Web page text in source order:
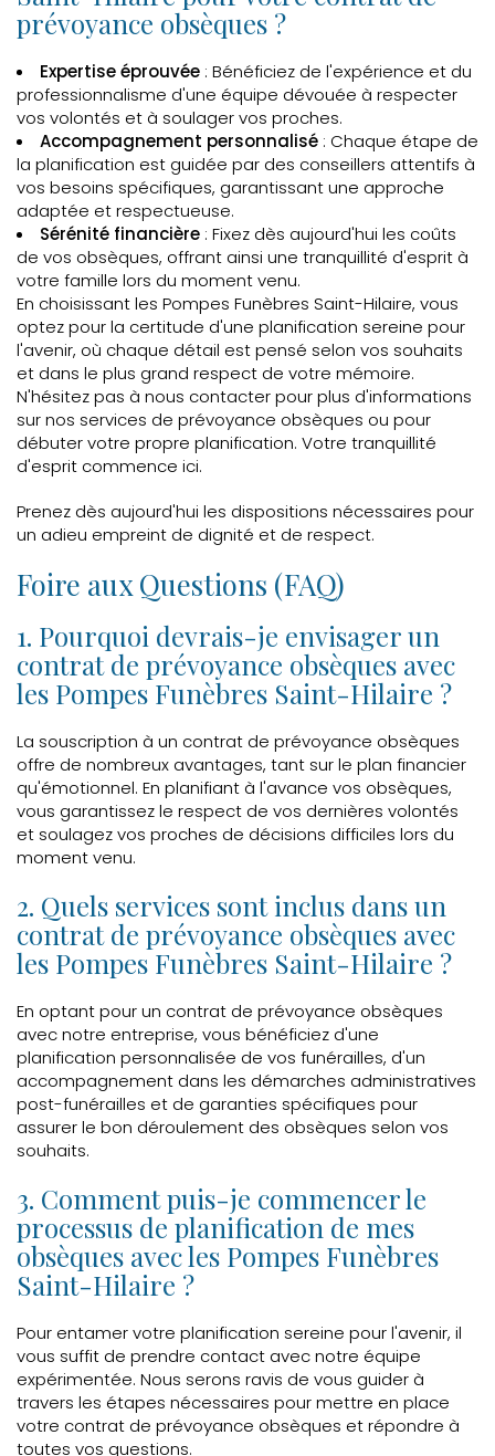
prévoyance obsèques ?
Expertise éprouvée : Bénéficiez de l'expérience et du
professionnalisme d'une équipe dévouée à respecter
vos volontés et à soulager vos proches.
Accompagnement personnalisé : Chaque étape de
la planification est guidée par des conseillers attentifs à
vos besoins spécifiques, garantissant une approche
adaptée et respectueuse.
Sérénité financière : Fixez dès aujourd'hui les coûts
de vos obsèques, offrant ainsi une tranquillité d'esprit à
votre famille lors du moment venu.
En choisissant les Pompes Funèbres Saint-Hilaire, vous
optez pour la certitude d'une planification sereine pour
l'avenir, où chaque détail est pensé selon vos souhaits
et dans le plus grand respect de votre mémoire.
N'hésitez pas à nous contacter pour plus d'informations
sur nos services de prévoyance obsèques ou pour
débuter votre propre planification. Votre tranquillité
d'esprit commence ici.
Prenez dès aujourd'hui les dispositions nécessaires pour
un adieu empreint de dignité et de respect.
Foire aux Questions (FAQ)
1. Pourquoi devrais-je envisager un
contrat de prévoyance obsèques avec
les Pompes Funèbres Saint-Hilaire ?
La souscription à un contrat de prévoyance obsèques
offre de nombreux avantages, tant sur le plan financier
qu'émotionnel. En planifiant à l'avance vos obsèques,
vous garantissez le respect de vos dernières volontés
et soulagez vos proches de décisions difficiles lors du
moment venu.
2. Quels services sont inclus dans un
contrat de prévoyance obsèques avec
les Pompes Funèbres Saint-Hilaire ?
En optant pour un contrat de prévoyance obsèques
avec notre entreprise, vous bénéficiez d'une
planification personnalisée de vos funérailles, d'un
accompagnement dans les démarches administratives
post-funérailles et de garanties spécifiques pour
assurer le bon déroulement des obsèques selon vos
souhaits.
3. Comment puis-je commencer le
processus de planification de mes
obsèques avec les Pompes Funèbres
Saint-Hilaire ?
Pour entamer votre planification sereine pour l'avenir, il
vous suffit de prendre contact avec notre équipe
expérimentée. Nous serons ravis de vous guider à
travers les étapes nécessaires pour mettre en place
votre contrat de prévoyance obsèques et répondre à
toutes vos questions.